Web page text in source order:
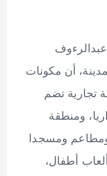
مكونات
تضم
ومسجدا